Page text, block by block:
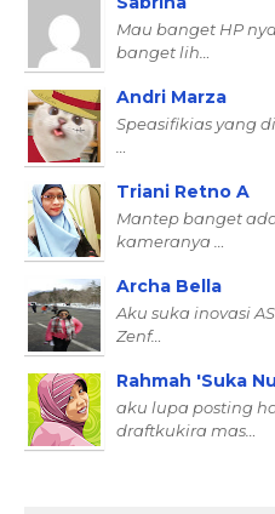
Mau banget HP
banget lih…
Andri Marza
Speasifikias yang
Triani Retno A
Mantep banget
kameranya …
Archa Bella
Aku suka inovasi
Zenf…
Rahmah 'Suka
aku lupa posting
draftkukira mas…